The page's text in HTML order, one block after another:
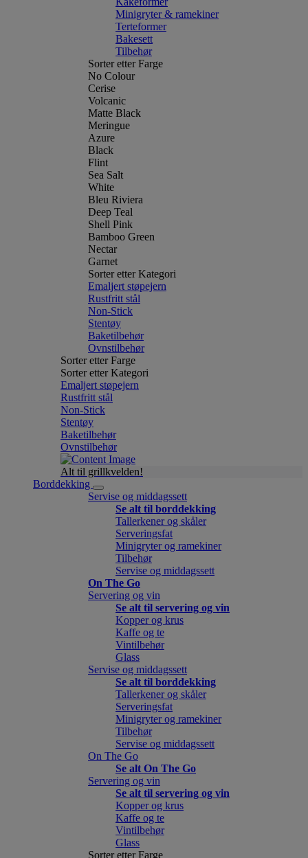
Minigryter & ramekiner
Terteformer
Bakesett
Tilbehør
Sorter etter Farge
No Colour
Cerise
Volcanic
Matte Black
Meringue
Azure
Black
Flint
Sea Salt
White
Bleu Riviera
Deep Teal
Shell Pink
Bamboo Green
Nectar
Garnet
Sorter etter Kategori
Emaljert støpejern
Rustfritt stål
Non-Stick
Stentøy
Baketilbehør
Ovnstilbehør
Sorter etter Farge
Sorter etter Kategori
Emaljert støpejern
Rustfritt stål
Non-Stick
Stentøy
Baketilbehør
Ovnstilbehør
Alt til grillkvelden!
Borddekking
Servise og middagssett
Se alt til borddekking
Tallerkener og skåler
Serveringsfat
Minigryter og ramekiner
Tilbehør
Servise og middagssett
On The Go
Servering og vin
Se alt til servering og vin
Kopper og krus
Kaffe og te
Vintilbehør
Glass
Servise og middagssett
Se alt til borddekking
Tallerkener og skåler
Serveringsfat
Minigryter og ramekiner
Tilbehør
Servise og middagssett
On The Go
Se alt On The Go
Servering og vin
Se alt til servering og vin
Kopper og krus
Kaffe og te
Vintilbehør
Glass
Sorter etter Farge